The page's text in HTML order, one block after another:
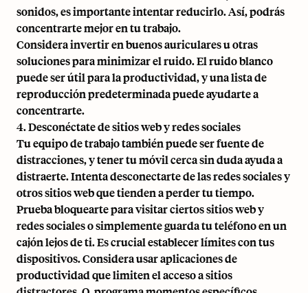
sonidos, es importante intentar reducirlo. Así, podrás
concentrarte mejor en tu trabajo.
Considera invertir en buenos auriculares u otras
soluciones para minimizar el ruido. El ruido blanco
puede ser útil para la productividad, y una lista de
reproducción predeterminada puede ayudarte a
concentrarte.
4. Desconéctate de sitios web y redes sociales
Tu equipo de trabajo también puede ser fuente de
distracciones, y tener tu móvil cerca sin duda ayuda a
distraerte. Intenta desconectarte de las redes sociales y
otros sitios web que tienden a perder tu tiempo.
Prueba bloquearte para visitar ciertos sitios web y
redes sociales o simplemente guarda tu teléfono en un
cajón lejos de ti. Es crucialestablecer límites con tus
dispositivos. Considera usar aplicaciones de
productividad que limiten el acceso a sitios